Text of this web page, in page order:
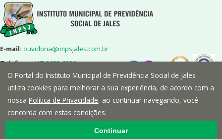
E-mail: ouvidoria@impsjales.com.br
Telefone:(17) 3632-6906
Endereço: Rua 7,nº2072-Centro-
Jales/SP-CEP:15700-014
O Portal do Instituto Municipal de Previdência Social de Jales
utiliza cookies para melhorar a sua experiência, de acordo com a
nossa Política de Privacidade, ao continuar navegando, você
concorda com estas condições.
Continuar